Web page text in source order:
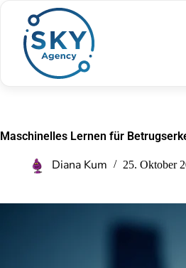
Maschinelles Lernen für
Diana Kum 25. Oktober